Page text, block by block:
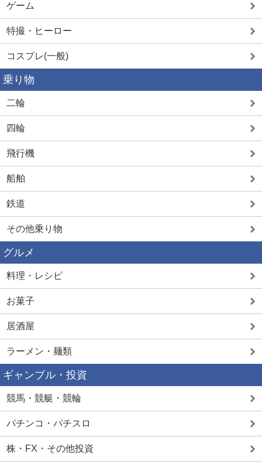
ゲーム
特撮・ヒーロー
コスプレ(一般)
乗り物
二輪
四輪
飛行機
船舶
鉄道
その他乗り物
グルメ
料理・レシピ
お菓子
居酒屋
ラーメン・麺類
ギャンブル・投資
競馬・競艇・競輪
パチンコ・パチスロ
株・FX・その他投資